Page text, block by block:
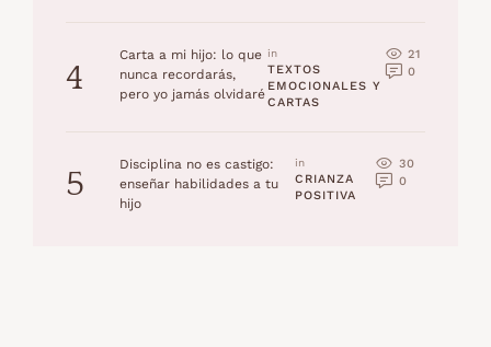
4
Carta a mi hijo: lo que
nunca recordarás,
pero yo jamás olvidaré
in
TEXTOS
EMOCIONALES Y
CARTAS
21
0
5
Disciplina no es castigo:
enseñar habilidades a tu
hijo
in
CRIANZA
POSITIVA
30
0